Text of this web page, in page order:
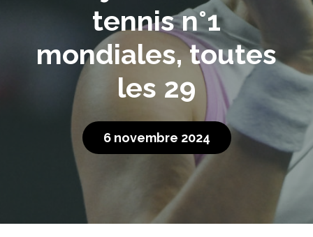
tennis n°1
mondiales, toutes
les 29
6 novembre 2024